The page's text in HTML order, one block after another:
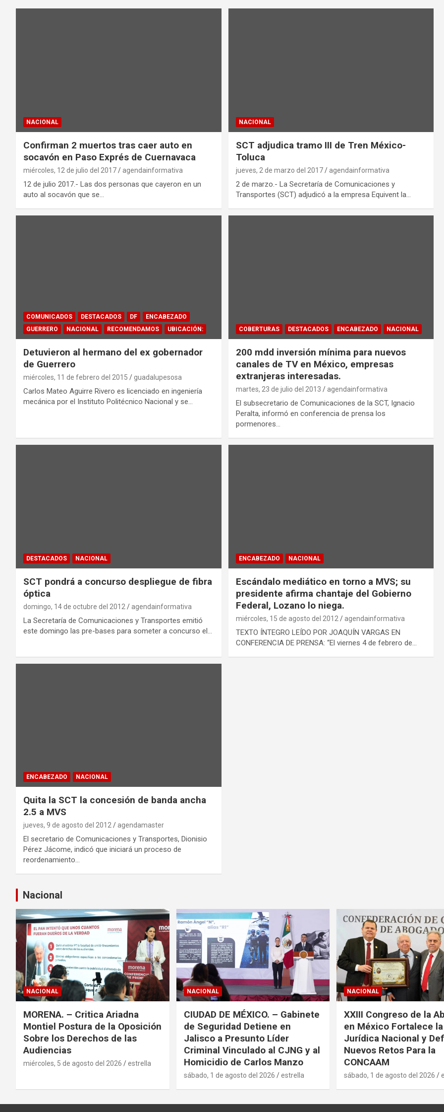
NACIONAL
Confirman 2 muertos tras caer auto en
socavón en Paso Exprés de Cuernavaca
miércoles, 12 de julio del 2017 agendainformativa
12 de julio 2017.- Las dos personas que cayeron en un
auto al socavón que se…
NACIONAL
SCT adjudica tramo III de Tren México-
Toluca
jueves, 2 de marzo del 2017 agendainformativa
2 de marzo.- La Secretaría de Comunicaciones y
Transportes (SCT) adjudicó a la empresa Equivent la…
COMUNICADOS DESTACADOS DF
ENCABEZADO
GUERRERO
NACIONAL RECOMENDAMOS UBICACIÓN:
Detuvieron al hermano del ex gobernador
de Guerrero
miércoles, 11 de febrero del 2015 guadalupesosa
Carlos Mateo Aguirre Rivero es licenciado en ingeniería
mecánica por el Instituto Politécnico Nacional y se…
COBERTURAS DESTACADOS ENCABEZADO NACIONAL
200 mdd inversión mínima para nuevos
canales de TV en México, empresas
extranjeras interesadas.
martes, 23 de julio del 2013 agendainformativa
El subsecretario de Comunicaciones de la SCT, Ignacio
Peralta, informó en conferencia de prensa los
pormenores…
DESTACADOS NACIONAL
SCT pondrá a concurso despliegue de fibra
óptica
domingo, 14 de octubre del 2012 agendainformativa
La Secretaría de Comunicaciones y Transportes emitió
este domingo las pre-bases para someter a concurso el…
ENCABEZADO NACIONAL
Escándalo mediático en torno a MVS; su
presidente afirma chantaje del Gobierno
Federal, Lozano lo niega.
miércoles, 15 de agosto del 2012 agendainformativa
TEXTO ÍNTEGRO LEÍDO POR JOAQUÍN VARGAS EN
CONFERENCIA DE PRENSA: “El viernes 4 de febrero de…
ENCABEZADO NACIONAL
Quita la SCT la concesión de banda ancha
2.5 a MVS
jueves, 9 de agosto del 2012 agendamaster
El secretario de Comunicaciones y Transportes, Dionisio
Pérez Jácome, indicó que iniciará un proceso de
reordenamiento…
Nacional
NACIONAL
MORENA. – Critica Ariadna
Montiel Postura de la Oposición
Sobre los Derechos de las
Audiencias
miércoles, 5 de agosto del 2026 estrella
NACIONAL
CIUDAD DE MÉXICO. – Gabinete
de Seguridad Detiene en
Jalisco a Presunto Líder
Criminal Vinculado al CJNG y al
Homicidio de Carlos Manzo
sábado, 1 de agosto del 2026 estrella
NACIONAL
XXIII Congreso de la
en México Fortalece
Jurídica Nacional y
Nuevos Retos Para la
CONCAAM
sábado, 1 de agosto del 2026